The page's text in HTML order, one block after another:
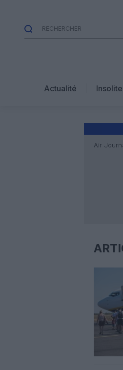
Actualité Insolite
Air